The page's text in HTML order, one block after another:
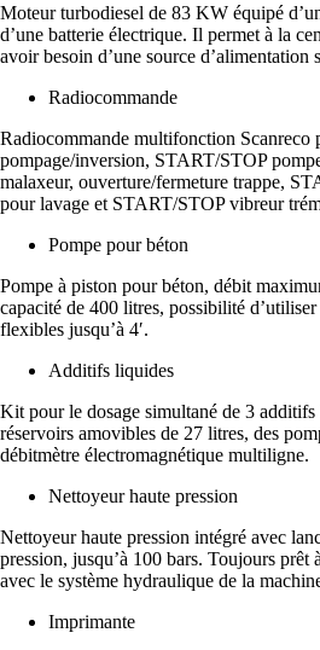
Moteur turbodiesel de 83 KW équipé
d’une batterie électrique. Il permet à la
avoir besoin d’une source d’alimentation
Radiocommande
Radiocommande multifonction Scanreco
pompage/inversion, START/STOP
malaxeur, ouverture/fermeture trappe,
pour lavage et START/STOP vibreur
Pompe pour béton
Pompe à piston pour béton, débit
capacité de 400 litres, possibilité
flexibles jusqu’à 4′.
Additifs liquides
Kit pour le dosage simultané de 3
réservoirs amovibles de 27 litres, des
débitmètre électromagnétique multiligne.
Nettoyeur haute pression
Nettoyeur haute pression intégré avec
pression, jusqu’à 100 bars. Toujours
avec le système hydraulique de la
Imprimante